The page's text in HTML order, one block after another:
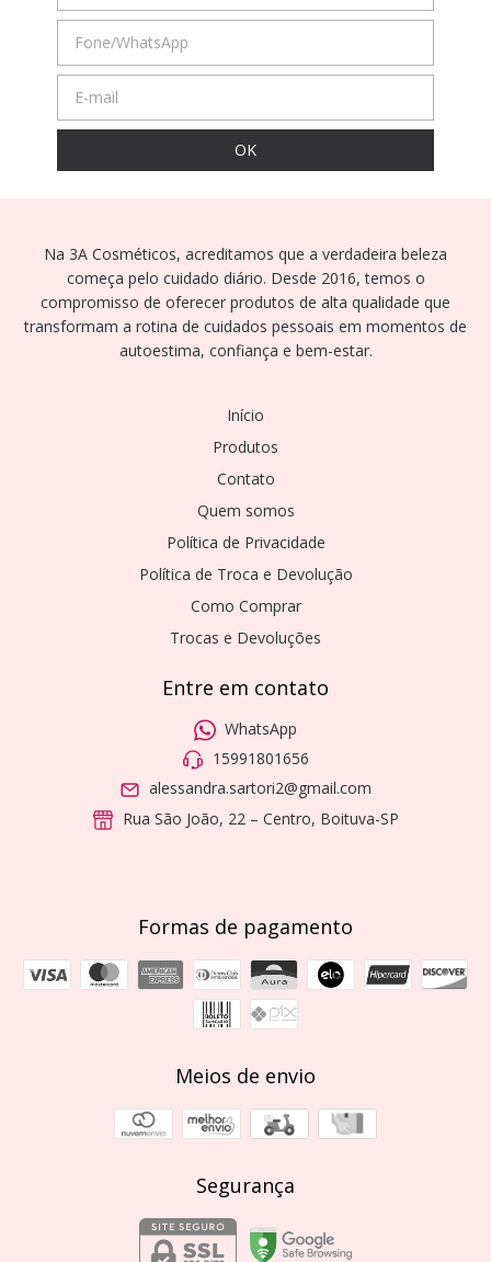
Na 3A Cosméticos, acreditamos que a verdadeira beleza
começa pelo cuidado diário. Desde 2016, temos o
compromisso de oferecer produtos de alta qualidade que
transformam a rotina de cuidados pessoais em momentos de
autoestima, confiança e bem-estar.
Início
Produtos
Contato
Quem somos
Política de Privacidade
Política de Troca e Devolução
Como Comprar
Trocas e Devoluções
Entre em contato
WhatsApp
15991801656
alessandra.sartori2@gmail.com
Rua São João, 22 – Centro, Boituva-SP
Formas de pagamento
Meios de envio
Segurança